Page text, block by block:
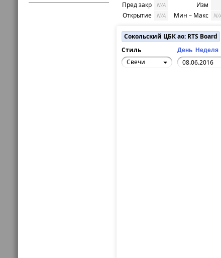
Пред закр N/A
Открытие N/A
Изм
Мин – Макс
N/
Сокольский ЦБК ао: RTS Board
Стиль
День Неделя
Свечи